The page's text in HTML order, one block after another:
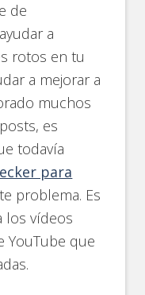
de
a
rotos en tu
a mejorar a
muchos
es
todavía
para
problema. Es
los vídeos
YouTube que